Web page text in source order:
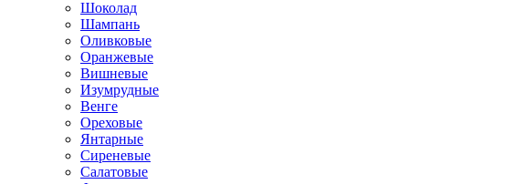
Шоколад
Шампань
Оливковые
Оранжевые
Вишневые
Изумрудные
Венге
Ореховые
Янтарные
Сиреневые
Салатовые